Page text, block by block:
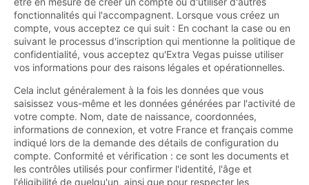
fonctionnalités qui l'accompagnent. Lorsque vous créez un
compte, vous acceptez ce qui suit : En cochant la case ou en
suivant le processus d'inscription qui mentionne la politique de
confidentialité, vous acceptez qu'Extra Vegas puisse utiliser
vos informations pour des raisons légales et opérationnelles.
Cela inclut généralement à la fois les données que vous
saisissez vous-même et les données générées par l'activité de
votre compte. Nom, date de naissance, coordonnées,
informations de connexion, et votre France et français comme
indiqué lors de la demande des détails de configuration du
compte. Conformité et vérification : ce sont les documents et
les contrôles utilisés pour confirmer l'identité, l'âge et
l'éligibilité de quelqu'un, ainsi que pour respecter les